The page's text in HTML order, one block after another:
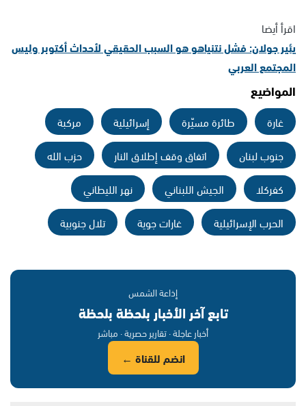
اقرأ أيضا
يئير جولان: فشل نتنياهو هو السبب الحقيقي لأحداث أكتوبر وليس
المجتمع العربي
المواضيع
غارة طائرة مسيّرة إسرائيلية
مركبة
جنوب لبنان
اتفاق وقف إطلاق النار
حزب الله
كفركلا
الجيش اللبناني
نهر الليطاني
الحرب الإسرائيلية
غارات جوية تلال جنوبية
إذاعة الشمس
تابع آخر الأخبار بلحظة بلحظة
أخبار عاجلة · تقارير حصرية · مباشر
انضم للقناة ←